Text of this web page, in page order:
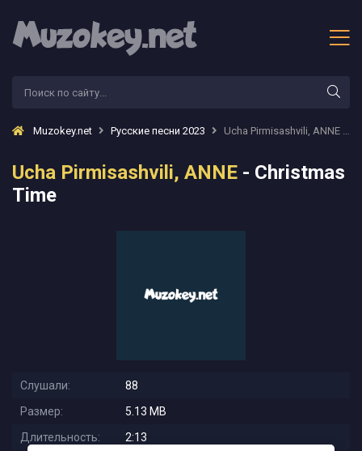
Muzokey.net Русские песни 2023 Ucha Pirmisashvili, ANNE - Christmas Time
Ucha Pirmisashvili, ANNE - Christmas
Time
Слушали:
88
Размер:
5.13 MB
Длительность:
2:13